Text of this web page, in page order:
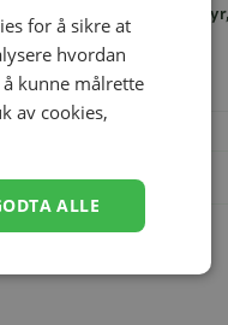
Trekk Opp
Pingvin, Sort
kr 99,00
for å sikre at
hvordan
kunne målrette
av cookies,
ALLE